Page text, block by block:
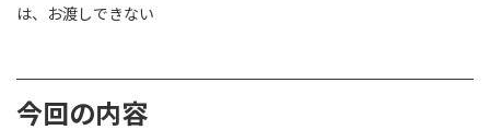
は、お渡しできない
今回の内容